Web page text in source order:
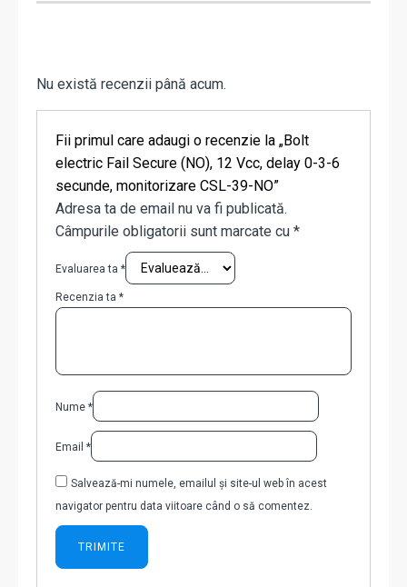
Nu există recenzii până acum.
Fii primul care adaugi o recenzie la „Bolt
electric Fail Secure (NO), 12 Vcc, delay 0-3-6
secunde, monitorizare CSL-39-NO”
Adresa ta de email nu va fi publicată.
Câmpurile obligatorii sunt marcate cu *
Evaluarea ta *
Recenzia ta *
Nume *
Email *
Salvează-mi numele, emailul și site-ul web în acest
navigator pentru data viitoare când o să comentez.